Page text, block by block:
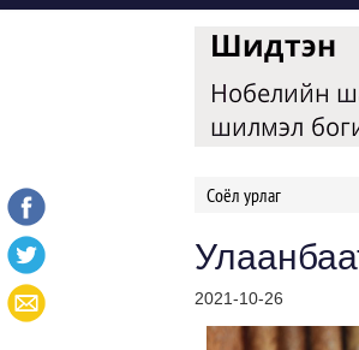
Соёл урлаг
2021-10-26